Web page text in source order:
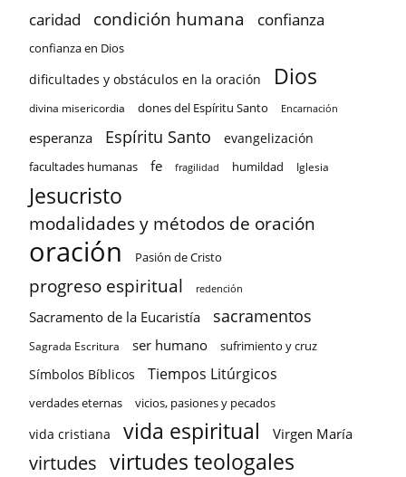
caridad condición humana confianza
confianza en Dios
dificultades y obstáculos en la oración Dios
divina misericordia dones del Espíritu Santo Encarnación
esperanza Espíritu Santo evangelización
facultades humanas fe fragilidad humildad Iglesia
Jesucristo
modalidades y métodos de oración
oración Pasión de Cristo
progreso espiritual redención
Sacramento de la Eucaristía sacramentos
Sagrada Escritura ser humano sufrimiento y cruz
Símbolos Bíblicos Tiempos Litúrgicos
verdades eternas vicios, pasiones y pecados
vida cristiana vida espiritual Virgen María
virtudes virtudes teologales